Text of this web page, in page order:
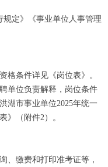
定》《事业单位人事管理
条件详见《岗位表》。
位负责解释，岗位条件
湖市事业单位2025年统一
》（附件2）。
缴费和打印准考证等，